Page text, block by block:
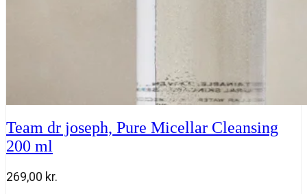
Team dr joseph, Pure Micellar Cleansing
200 ml
269,00 kr.